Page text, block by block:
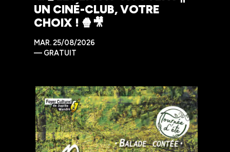
UN CINÉ-CLUB, VOTRE
CHOIX ! 🍿🎥
MAR.25/08/2026
— GRATUIT